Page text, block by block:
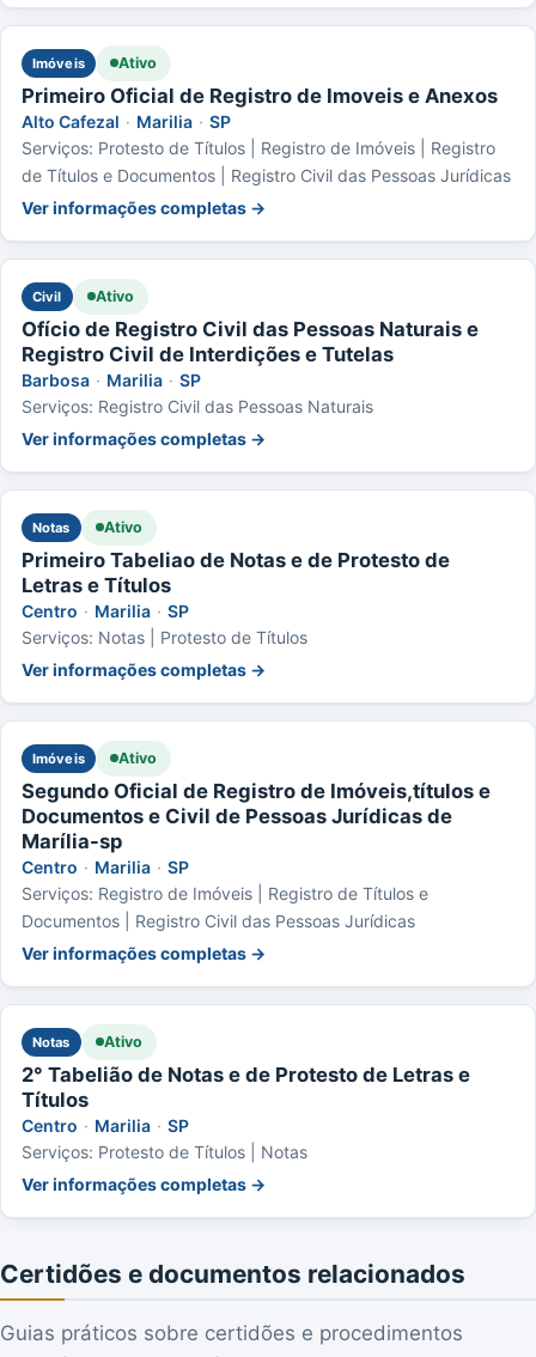
Imóveis Ativo
Primeiro Oficial de Registro de Imoveis e Anexos
Alto Cafezal · Marilia · SP
Serviços: Protesto de Títulos | Registro de Imóveis | Registro
de Títulos e Documentos | Registro Civil das Pessoas Jurídicas
Ver informações completas →
Civil Ativo
Ofício de Registro Civil das Pessoas Naturais e
Registro Civil de Interdições e Tutelas
Barbosa · Marilia · SP
Serviços: Registro Civil das Pessoas Naturais
Ver informações completas →
Notas Ativo
Primeiro Tabeliao de Notas e de Protesto de
Letras e Títulos
Centro · Marilia · SP
Serviços: Notas | Protesto de Títulos
Ver informações completas →
Imóveis Ativo
Segundo Oficial de Registro de Imóveis,títulos e
Documentos e Civil de Pessoas Jurídicas de
Marília-sp
Centro · Marilia · SP
Serviços: Registro de Imóveis | Registro de Títulos e
Documentos | Registro Civil das Pessoas Jurídicas
Ver informações completas →
Notas Ativo
2° Tabelião de Notas e de Protesto de Letras e
Títulos
Centro · Marilia · SP
Serviços: Protesto de Títulos | Notas
Ver informações completas →
Certidões e documentos relacionados
Guias práticos sobre certidões e procedimentos